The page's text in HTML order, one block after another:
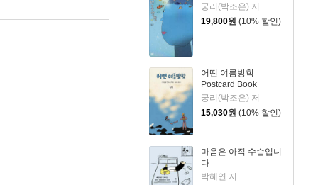
궁리(박조은) 저
19,800원 (10% 할인)
어떤 여름방학
Postcard Book
궁리(박조은) 저
15,030원 (10% 할인)
마음은 아직 수습입니
다
박혜연 저